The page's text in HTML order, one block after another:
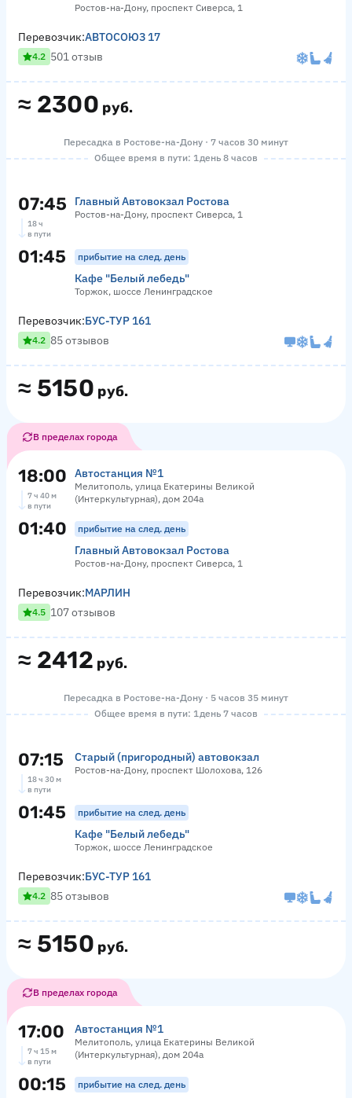
Ростов-на-Дону, проспект Сиверса, 1
≈ 2300 руб.
Перевозчик:АВТОСОЮЗ 17
4.2 501 отзыв
Пересадка в Ростове-на-Дону · 7 часов 30 минут
Общее время в пути: 1 день 8 часов
07:45 Главный Автовокзал Ростова
Ростов-на-Дону, проспект Сиверса, 1
18 ч
в пути
01:45 прибытие на след. день
Кафе "Белый лебедь"
Торжок, шоссе Ленинградское
≈ 5150 руб.
Перевозчик:БУС-ТУР 161
4.2 85 отзывов
В пределах города
18:00 Автостанция №1
Мелитополь, улица Екатерины Великой
(Интеркультурная), дом 204а
7 ч 40 м
в пути
01:40 прибытие на след. день
Главный Автовокзал Ростова
Ростов-на-Дону, проспект Сиверса, 1
≈ 2412 руб.
Перевозчик:МАРЛИН
4.5 107 отзывов
Пересадка в Ростове-на-Дону · 5 часов 35 минут
Общее время в пути: 1 день 7 часов
07:15 Старый (пригородный) автовокзал
Ростов-на-Дону, проспект Шолохова, 126
18 ч 30 м
в пути
01:45 прибытие на след. день
Кафе "Белый лебедь"
Торжок, шоссе Ленинградское
≈ 5150 руб.
Перевозчик:БУС-ТУР 161
4.2 85 отзывов
В пределах города
17:00 Автостанция №1
Мелитополь, улица Екатерины Великой
(Интеркультурная), дом 204а
7 ч 15 м
в пути
00:15 прибытие на след. день